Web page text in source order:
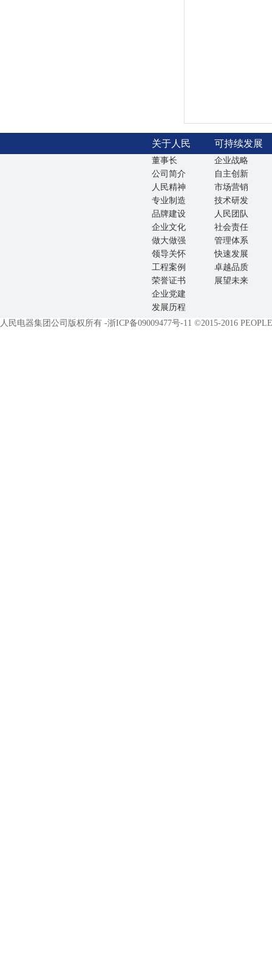
关于人民 可持续发展
董事长
公司简介
人民精神
专业制造
品牌建设
企业文化
做大做强
领导关怀
工程案例
荣誉证书
企业党建
发展历程
企业战略
自主创新
市场营销
技术研发
人民团队
社会责任
管理体系
快速发展
卓越品质
展望未来
人民电器集团公司版权所有 -浙ICP备09009477号-11 ©2015-2016